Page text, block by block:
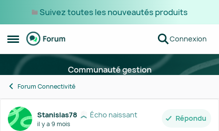
Suivez toutes les nouveautés produits
Ouvrir Menu Latéral
Passer au contenu Connexion
Communauté gestion
Forum Connectivité
Forum Discussion
Stanislas78 Écho naissant
il y a 9 mois
Répondu